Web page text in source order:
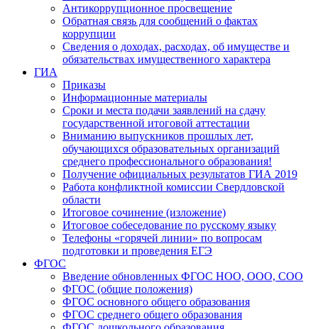
Антикоррупционное просвещение
Обратная связь для сообщений о фактах
коррупции
Сведения о доходах, расходах, об имуществе и
обязательствах имущественного характера
ГИА
Приказы
Информационные материалы
Сроки и места подачи заявлений на сдачу
государственной итоговой аттестации
Вниманию выпускников прошлых лет,
обучающихся образовательных организаций
среднего профессионального образования!
Получение официальных результатов ГИА 2019
Работа конфликтной комиссии Свердловской
области
Итоговое сочинение (изложение)
Итоговое собеседование по русскому языку
Телефоны «горячей линии» по вопросам
подготовки и проведения ЕГЭ
ФГОС
Введение обновленных ФГОС НОО, ООО, СОО
ФГОС (общие положения)
ФГОС основного общего образования
ФГОС среднего общего образования